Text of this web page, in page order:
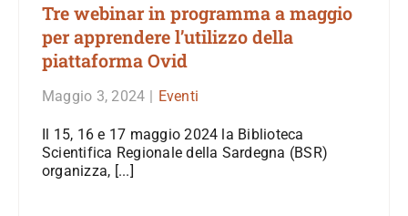
Tre webinar in programma a maggio
per apprendere l’utilizzo della
piattaforma Ovid
Maggio 3, 2024 Eventi
Il 15, 16 e 17 maggio 2024 la Biblioteca
Scientifica Regionale della Sardegna (BSR)
organizza, [...]